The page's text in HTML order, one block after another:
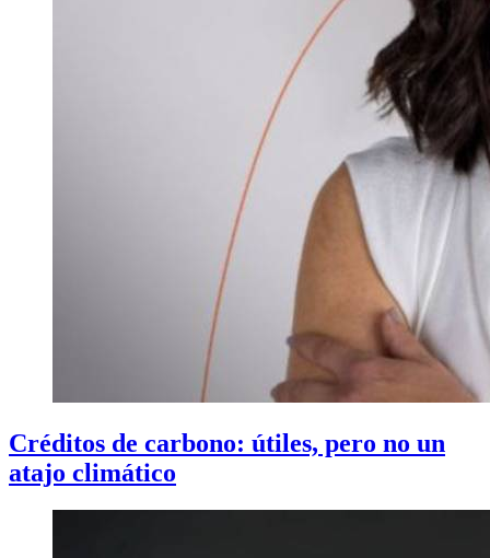
Créditos de carbono: útiles, pero no un
atajo climático